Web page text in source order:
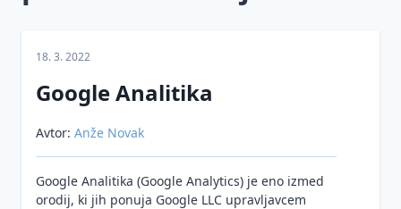
Prenos
podatkov
države
trženje
Pravne
podlage
18. 3. 2022
Google Analitika
Avtor: Anže Novak
Google Analitika (Google Analytics) je eno izmed
orodij, ki jih ponuja Google LLC upravljavcem